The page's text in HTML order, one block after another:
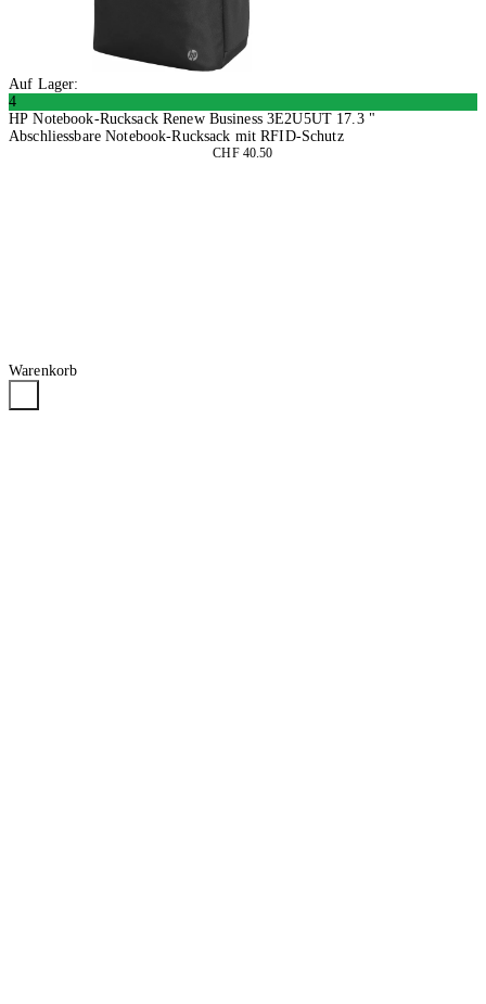
Auf Lager:
4
HP Notebook-Rucksack Renew Business 3E2U5UT 17.3 "
Abschliessbare Notebook-Rucksack mit RFID-Schutz
CHF 40.50
Warenkorb